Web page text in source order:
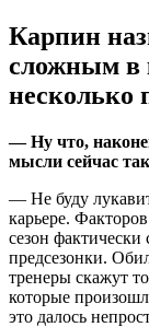
Карпин
сложным в
несколько
— Ну что,
мысли сейчас
— Не буду
карьере.
сезон
предсезонки.
тренеры скажут
которые
это далось